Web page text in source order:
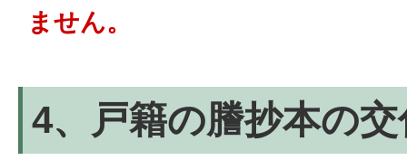
ません。
4、戸籍の謄抄本の交